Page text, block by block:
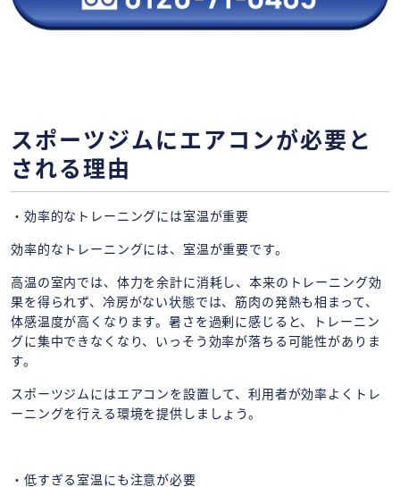
スポーツジムにエアコンが必要と
される理由
・効率的なトレーニングには室温が重要
効率的なトレーニングには、室温が重要です。
高温の室内では、体力を余計に消耗し、本来のトレーニング効
果を得られず、冷房がない状態では、筋肉の発熱も相まって、
体感温度が高くなります。暑さを過剰に感じると、トレーニン
グに集中できなくなり、いっそう効率が落ちる可能性がありま
す。
スポーツジムにはエアコンを設置して、利用者が効率よくトレ
ーニングを行える環境を提供しましょう。
・低すぎる室温にも注意が必要